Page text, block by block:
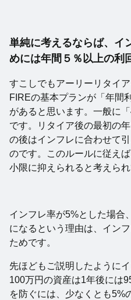
単純に考えるならば、イ
めには年間５％以上の利
すこしでもアーリーリタイ
FIREの基本プランが「年間
があると思います。一般に
です。リタイア後の最初の
の後はインフレに合わせて
のです。このルールに従え
小限に抑えられると考えられ
インフレ率が5%とした場合
になるという理由は、イン
ためです。
先ほどもご説明したように
100万円の資産は1年後には
を防ぐには、少なくとも5%